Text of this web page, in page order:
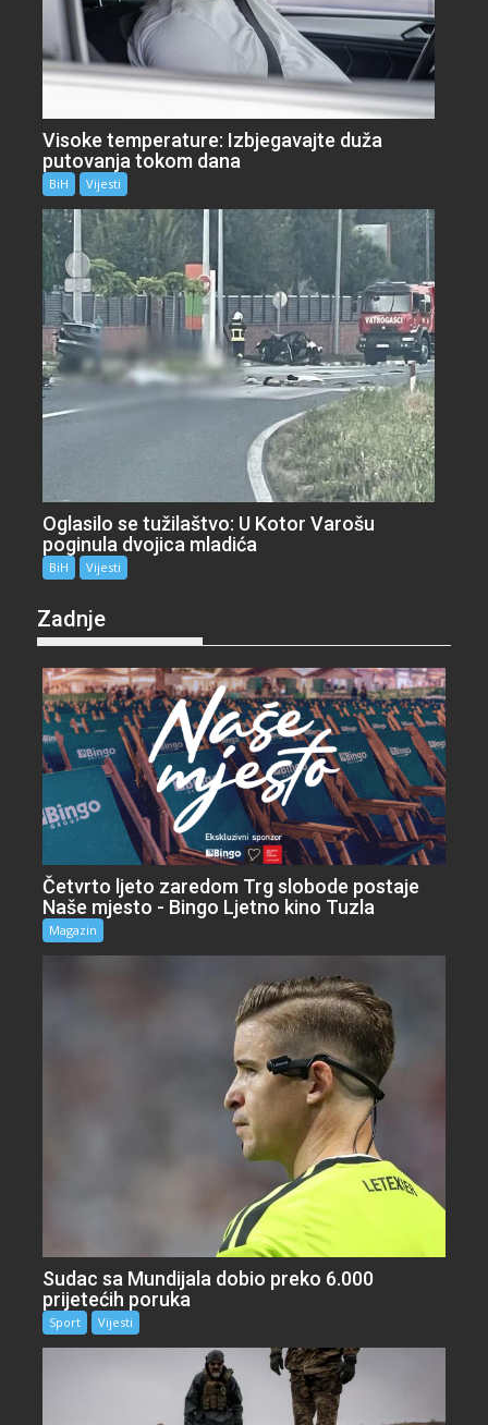
Visoke temperature: Izbjegavajte duža
putovanja tokom dana
BiH Vijesti
Oglasilo se tužilaštvo: U Kotor Varošu
poginula dvojica mladića
BiH Vijesti
Zadnje
Četvrto ljeto zaredom Trg slobode postaje
Naše mjesto - Bingo Ljetno kino Tuzla
Magazin
Sudac sa Mundijala dobio preko 6.000
prijetećih poruka
Sport Vijesti